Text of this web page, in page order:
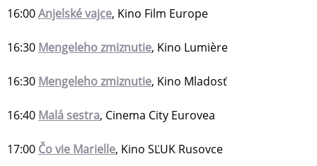
16:00Anjelské vajce, Kino Film Europe
16:30 Mengeleho zmiznutie, Kino Lumière
16:30 Mengeleho zmiznutie, Kino Mladosť
16:40 Malá sestra, Cinema City Eurovea
17:00 Čo vie Marielle, Kino SĽUK Rusovce